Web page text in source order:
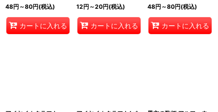
48円 ～80円(税込)
カートに入れる
12円 ～20円(税込)
カートに入れる
48円 ～80円(税込)
カートに入れる